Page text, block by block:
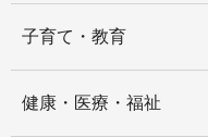
子育て・教育
健康・医療・福祉